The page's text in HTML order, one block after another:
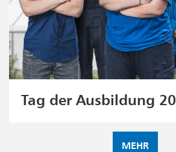
Tag der Ausbildung
MEHR